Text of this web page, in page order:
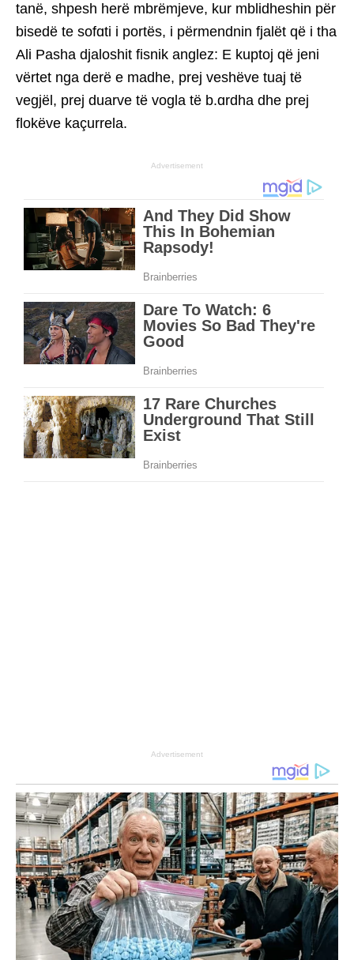
tanë, shpesh herë mbrëmjeve, kur mblidheshin për
bisedë te sofɑti i portës, i përmendnin fjalët që i tha
Ali Pasha djaloshit fisnik anglez: E kuptoj që jeni
vërtet nga derë e madhe, prej veshëve tuaj të
vegjël, prej duarve të vogla të b.ɑrdha dhe prej
flokëve kaçurrela.
Advertisement
Advertisement